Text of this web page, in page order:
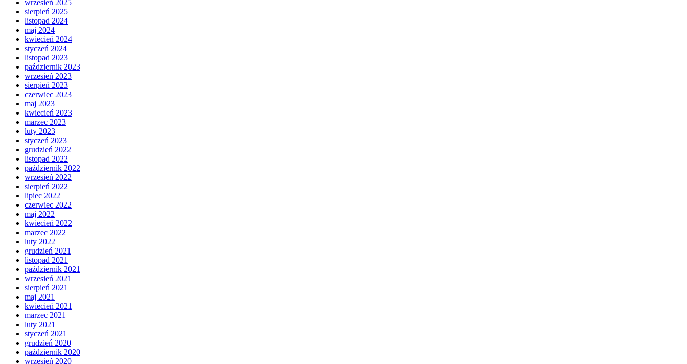
wrzesień 2025
sierpień 2025
listopad 2024
maj 2024
kwiecień 2024
styczeń 2024
listopad 2023
październik 2023
wrzesień 2023
sierpień 2023
czerwiec 2023
maj 2023
kwiecień 2023
marzec 2023
luty 2023
styczeń 2023
grudzień 2022
listopad 2022
październik 2022
wrzesień 2022
sierpień 2022
lipiec 2022
czerwiec 2022
maj 2022
kwiecień 2022
marzec 2022
luty 2022
grudzień 2021
listopad 2021
październik 2021
wrzesień 2021
sierpień 2021
maj 2021
kwiecień 2021
marzec 2021
luty 2021
styczeń 2021
grudzień 2020
październik 2020
wrzesień 2020